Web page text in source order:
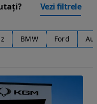
Vezi filtrele
BMW Ford